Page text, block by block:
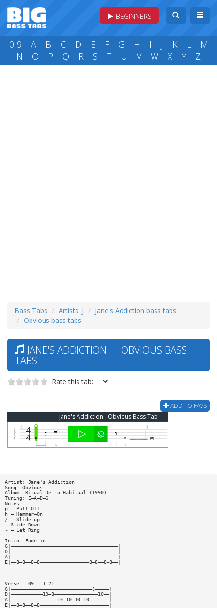
BEGINNERS
0-9 A B C D E F G H I J K L
M
N
O P Q R S T U V W X Y Z
Bass Tabs Artists: J
Jane's Addiction bass tabs
Obvious bass tabs
JANE'S ADDICTION — OBVIOUS BASS
TABS
Rate this tab:
ADD TO FAVS
Jane's Addiction - Obvious Bass Tab
Artist: Jane's Addiction
Song: Obvious
Album: Ritual De Lo Habitual (1990)
Tuning: E—A—D—G
Notes:
p — Pull—Off
h — Hammer—On
/ — Slide up
— Slide Down
~ — Let Ring
Intro: Fade in
G|—————————————————————————————————————|
D|—————————————————————————————————————|
A|—————————————————————————————————————|
E|——8—8——8—8—————————————————8—8——8—8——|
Verse: :09 — 1:21
G|————————————————————————————8—————|
D|———————————10—8———————————————10——|
A|————————————————10—10—10—10———————|
E|——8—8——8—8————————————————————————|